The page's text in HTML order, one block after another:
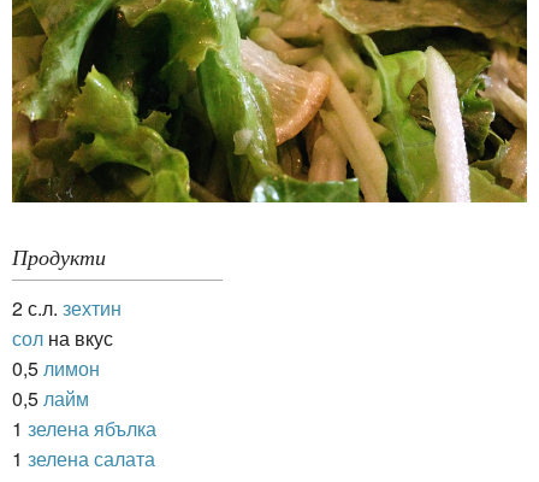
Продукти
2 с.л. зехтин
сол на вкус
0,5 лимон
0,5 лайм
1 зелена ябълка
1 зелена салата